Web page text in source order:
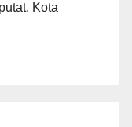
Kota